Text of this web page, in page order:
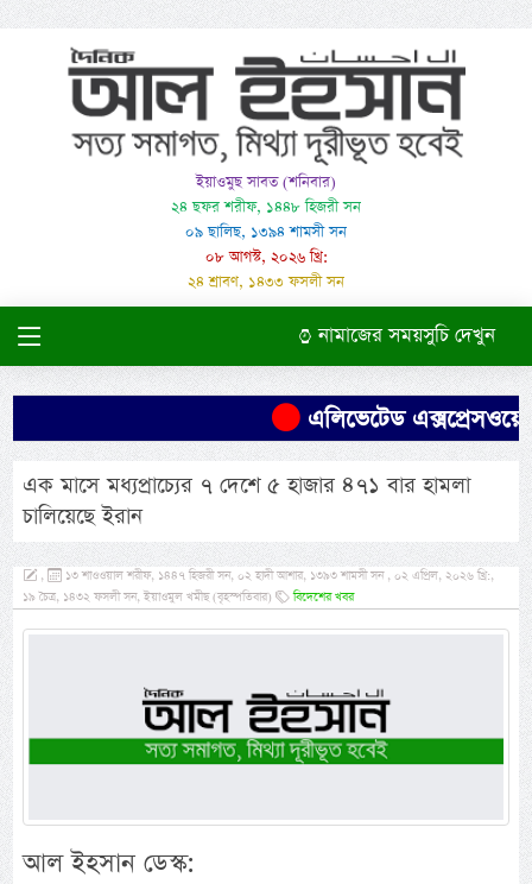
ইয়াওমুছ সাবত (শনিবার)
২৪ ছফর শরীফ, ১৪৪৮ হিজরী সন
০৯ ছালিছ, ১৩৯৪ শামসী সন
০৮ আগস্ট, ২০২৬ খ্রি:
২৪ শ্রাবণ, ১৪৩৩ ফসলী সন
নামাজের সময়সুচি দেখুন
এলিভেটেড
এক মাসে মধ্যপ্রাচ্যের ৭ দেশে ৫ হাজার ৪৭১ বার হামলা
চালিয়েছে ইরান
,
১৩ শাওওয়াল শরীফ, ১৪৪৭ হিজরী সন, ০২ হাদী আশার, ১৩৯৩ শামসী সন , ০২ এপ্রিল, ২০২৬ খ্রি:,
১৯ চৈত্র, ১৪৩২ ফসলী সন, ইয়াওমুল খমীছ (বৃহস্পতিবার)
বিদেশের খবর
আল ইহসান ডেস্ক: